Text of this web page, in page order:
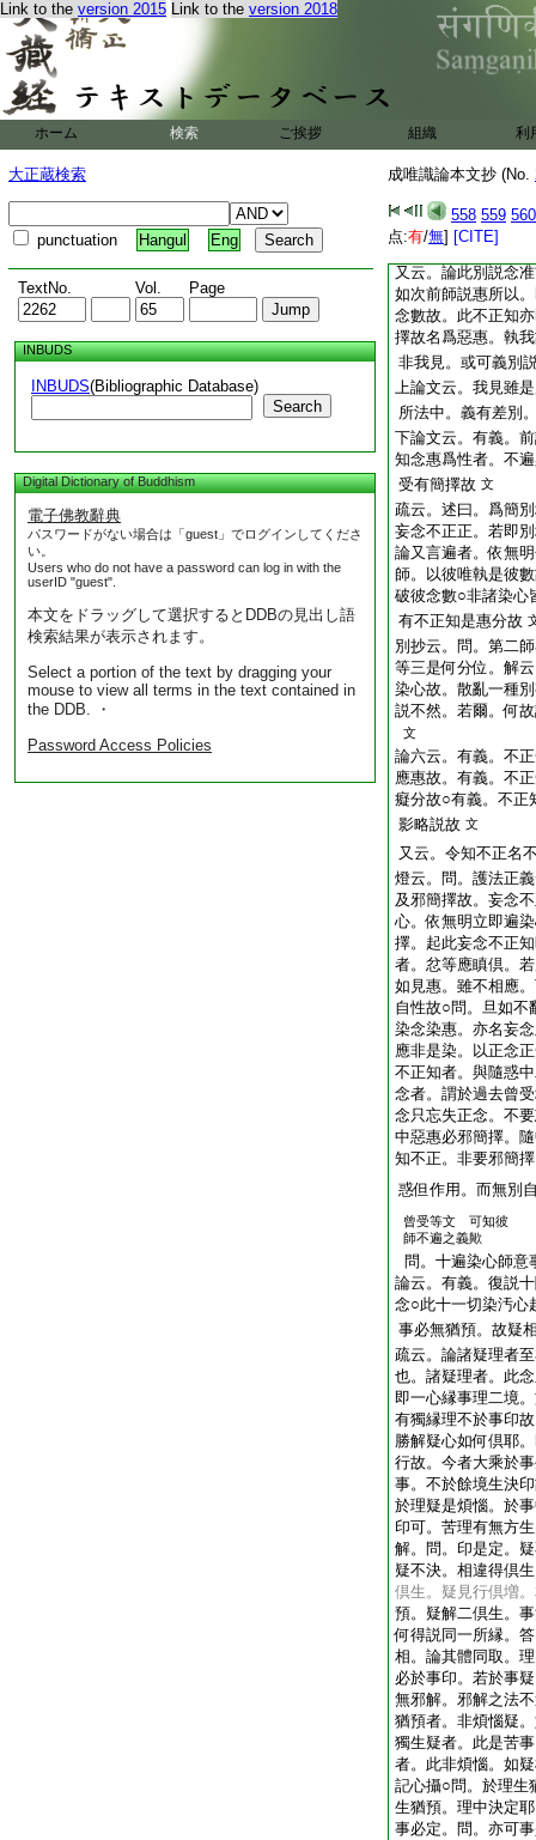
Link to the version 2015 Link to the version 2018
ホーム 検索 ご挨拶 組織 利
大正蔵検索
punctuation Hangul Eng
TextNo. Vol. Page
INBUDS
INBUDS(Bibliographic Database)
Search
Digital Dictionary of Buddhism
電子佛教辭典
パスワードがない場合は「guest」でログインしてくださ
い。
Users who do not have a password can log in with the
userID "guest".
本文をドラッグして選択するとDDBの見出し語
検索結果が表示されます。
Select a portion of the text by dragging your
mouse to view all terms in the text contained in
the DDB. ・
Password Access Policies
成唯識論本文抄 (No.
558 559 560
点:有/無] [CITE]
方起貪等諸煩惱故
疏云。論妄念散亂
念惠是癡等攝。散
或雖未曾受。是曾
擇故。起染汚心○問
有執以有惠故。答
有不正知。無五見
我皆我見故。又此
又云。論此別説念
如次前師説惠所以
念數故。此不正知
擇故名爲惡惠。執
非我見。或可義別
上論文云。我見雖
所法中。義有差別
下論文云。有義。
知念惠爲性者。不
受有簡擇故 文
疏云。述曰。爲簡
妄念不正正。若即
論又言遍者。依無
師。以彼唯執是彼
破彼念數○非諸染心
有不正知是惠分故
別抄云。問。第二
等三是何分位。解
染心故。散亂一種
説不然。若爾。何
文
論六云。有義。不
應惠故。有義。不
癡分故○有義。不正
影略説故 文
又云。令知不正名
燈云。問。護法正
及邪簡擇故。妄念
心。依無明立即遍
擇。起此妄念不正
者。忿等應瞋倶。
如見惠。雖不相應
自性故○問。旦如不
染念染惠。亦名妄
應非是染。以正念
不正知者。與隨惑
念者。謂於過去曾
念只忘失正念。不
中惡惠必邪簡擇。
知不正。非要邪簡
惑但作用。而無別
曾受等文 可知彼
師不遍之義歟
問。十遍染心師意
論云。有義。復説
念○此十一切染汚心
事必無猶預。故疑
疏云。論諸疑理者
也。諸疑理者。此
即一心縁事理二境
有獨縁理不於事印
勝解疑心如何倶耶
行故。今者大乘於
事。不於餘境生決
於理疑是煩惱。於
印可。苦理有無方
解。問。印是定。
疑不決。相違得倶
倶生。疑見行倶増
預。疑解二倶生。
何得説同一所縁。
相。論其體同取。
必於事印。若於事
無邪解。邪解之法
猶預者。非煩惱疑
獨生疑者。此是苦
者。此非煩惱。如
記心攝○問。於理生
生猶預。理中決定
事必定。問。亦可